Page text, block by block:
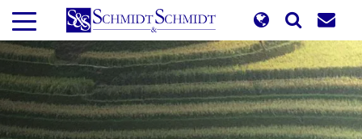
Перейти
основному
содержанию